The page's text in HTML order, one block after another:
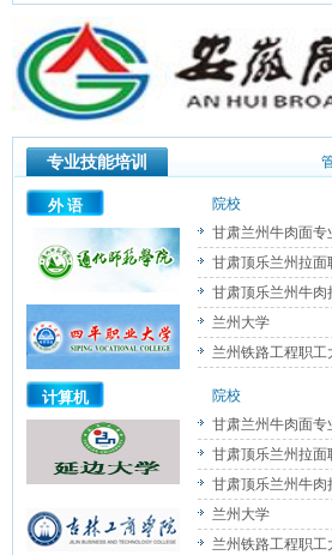
专业技能培训
外 语 院校
甘肃兰州牛肉面专
甘肃顶乐兰州拉面
甘肃顶乐兰州牛肉
兰州大学
兰州铁路工程职工
计算机 院校
甘肃兰州牛肉面专
甘肃顶乐兰州拉面
甘肃顶乐兰州牛肉
兰州大学
兰州铁路工程职工